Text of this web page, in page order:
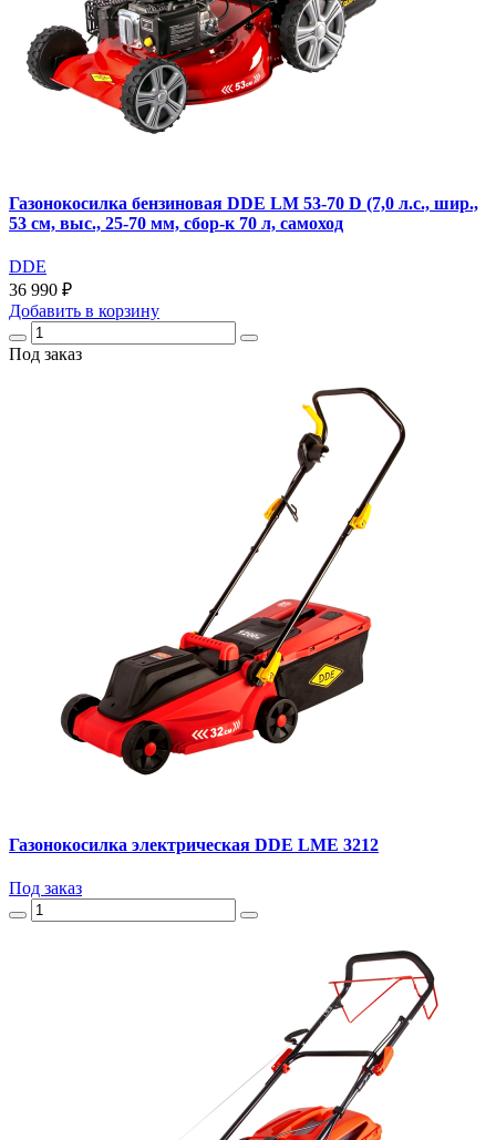
Газонокосилка бензиновая DDE LM 53-70 D (7,0 л.с., шир.,
53 см, выс., 25-70 мм, сбор-к 70 л, самоход
DDE
36 990 ₽
Добавить в корзину
Под заказ
Газонокосилка электрическая DDE LME 3212
Под заказ